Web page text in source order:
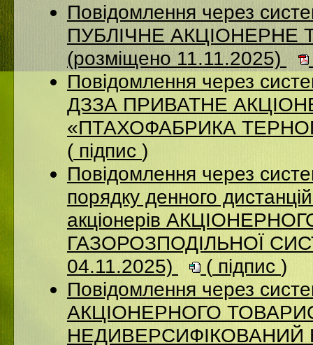
Повідомлення через
ПУБЛІЧНЕ
(розміщено 11.11.2025)
Повідомлення через
ДЗЗА ПРИВАТНЕ
«ПТАХОФАБРИКА
( підпис )
Повідомлення через
порядку денного
акціонерів
ГАЗОРОЗПОДІЛЬНОЇ
04.11.2025)
( підпис )
Повідомлення через
АКЦІОНЕРНОГО
НЕДИВЕРСИФІКОВАНИЙ